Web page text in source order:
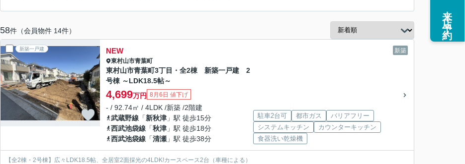
58件（会員物件 14件）
新築一戸建 新築
NEW
東村山市青葉町
東村山市青葉町3丁目・全2棟 新築一戸建 2
号棟 ～LDK18.5帖～
4,699万円 8月6日 値下げ
- / 92.74㎡ / 4LDK /新築 /2階建
武蔵野線 「新秋津 」駅 徒歩15分
西武池袋線 「秋津 」駅 徒歩18分
西武池袋線 「清瀬 」駅 徒歩38分
駐車2台可 都市ガス
バリアフリー
システムキッチン
カウンターキッチン
食器洗い乾燥機
【全2棟・2号棟】広々LDK18.5帖、全居室2面採光の4LDK!カースペース2台（車種による）
来店予約